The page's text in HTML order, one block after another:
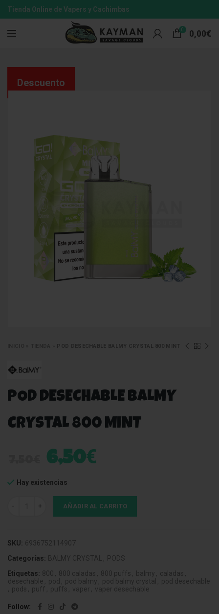
Tienda Online de Vapers y Cachimbas
0 0,00€
Descuento
POD DESECHABLE BALMY CRYSTAL 800 MINT
POD DESECHABLE BALMY
CRYSTAL 800 MINT
6,50€
Hay existencias
Pod Desechable Balmy Crystal 800 Mint cantidad
AÑADIR AL CARRITO
SKU: 6936752114907
Categorías: BALMY CRYSTAL , PODS
Etiquetas: 800 , 800 caladas , 800 puffs , balmy , caladas ,
desechable , pod , pod balmy , pod balmy crystal , pod desechable
, pods , puff , puffs , vaper , vaper desechable
Follow